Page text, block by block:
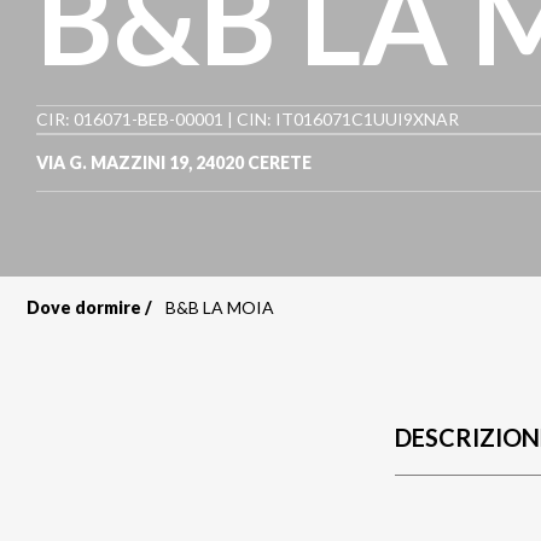
CIR: 016071-BEB-00001 | CIN: IT016071C1UUI9XNAR
VIA G. MAZZINI 19, 24020 CERETE
Dove dormire B&B LA MOIA